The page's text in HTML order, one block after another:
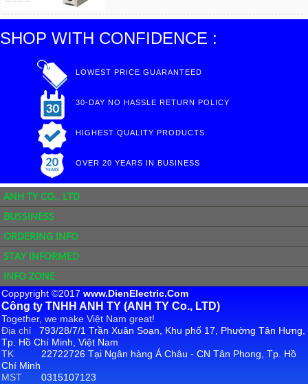
SHOP WITH CONFIDENCE :
LOWEST PRICE GUARANTEED
30-DAY NO HASSLE RETURN POLICY
HIGHEST QUALITY PRODUCTS
OVER 20 YEARS IN BUSINESS
ANH TY CO., LTD
BUSSINESS
ORDERING INFO
STAY INFORMED
INFO ZONE
Coppyright ©2017www.DienElectric.Com
Công ty TNHH ANH TY (ANH TY Co., LTD)
Together, we make Việt Nam great!
Địa chỉ793/28/7/1 Trần Xuân Soạn, Khu phố 17, Phường Tân Hưng,
Tp. Hồ Chí Minh, Việt Nam
TK 22722726 Tại Ngân hàng Á Châu - CN Tân Phong, Tp. Hồ
Chí Minh
MST0315107123